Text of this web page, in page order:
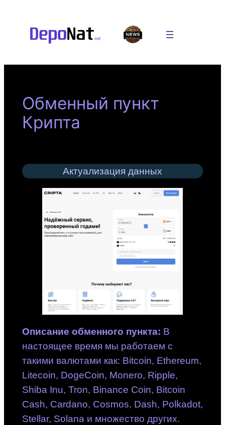
содержимому
Обменный пункт
Крипта
Актуализация данных
Описание обменного пункта: В
настоящее время мы работаем с
такими валютами как: Bitcoin, Ethereum,
Litecoin, DogeCoin, Monero, Ripple,
Shiba Inu, Tron, Binance Coin, Bitcoin
Cash, Cardano, Cosmos, Dash, Polkadot,
Stellar, Solana и множество других.